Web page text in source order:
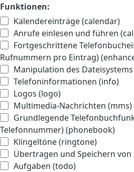
Funktionen:
Kalendereinträge (calendar)
Anrufe einlesen und führen
Fortgeschrittene
Rufnummern pro Eintrag)
Manipulation des
Telefoninformationen (info)
Logos (logo)
Multimedia-Nachrichten (mms)
Grundlegende
Telefonnummer) (phonebook)
Klingeltöne (ringtone)
Übertragen und Speichern von
Aufgaben (todo)